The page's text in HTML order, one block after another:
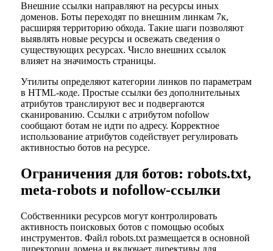
Внешние ссылки направляют на ресурсы иных
доменов. Боты переходят по внешним линкам 7к,
расширяя территорию обхода. Такие шаги позволяют
выявлять новые ресурсы и освежать сведения о
существующих ресурсах. Число внешних ссылок
влияет на значимость страницы.
Утилиты определяют категории линков по параметрам
в HTML-коде. Простые ссылки без дополнительных
атрибутов транслируют вес и подвергаются
сканированию. Ссылки с атрибутом nofollow
сообщают ботам не идти по адресу. Корректное
использование атрибутов содействует регулировать
активностью ботов на ресурсе.
Ограничения для ботов: robots.txt,
meta-robots и nofollow-ссылки
Собственники ресурсов могут контролировать
активность поисковых ботов с помощью особых
инструментов. Файл robots.txt размещается в основной